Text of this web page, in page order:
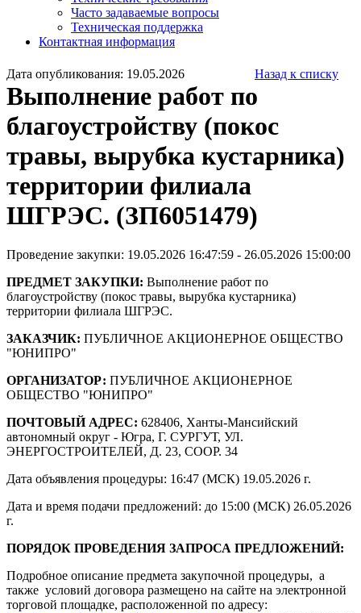
Часто задаваемые вопросы
Техническая поддержка
Контактная информация
Дата опубликования: 19.05.2026 Назад к списку
Выполнение работ по
благоустройству (покос
травы, вырубка кустарника)
территории филиала
ШГРЭС. (ЗП6051479)
Проведение закупки: 19.05.2026 16:47:59 - 26.05.2026 15:00:00
ПРЕДМЕТ ЗАКУПКИ: Выполнение работ по
благоустройству (покос травы, вырубка кустарника)
территории филиала ШГРЭС.
ЗАКАЗЧИК: ПУБЛИЧНОЕ АКЦИОНЕРНОЕ ОБЩЕСТВО
"ЮНИПРО"
ОРГАНИЗАТОР: ПУБЛИЧНОЕ АКЦИОНЕРНОЕ
ОБЩЕСТВО "ЮНИПРО"
ПОЧТОВЫЙ АДРЕС: 628406, Ханты-Мансийский
автономный округ - Югра, Г. СУРГУТ, УЛ.
ЭНЕРГОСТРОИТЕЛЕЙ, Д. 23, СООР. 34
Дата объявления процедуры: 16:47 (МСК) 19.05.2026 г.
Дата и время подачи предложений: до 15:00 (МСК) 26.05.2026
г.
ПОРЯДОК ПРОВЕДЕНИЯ ЗАПРОСА ПРЕДЛОЖЕНИЙ:
Подробное описание предмета закупочной процедуры, а
также условий договора размещено на сайте на электронной
торговой площадке, расположенной по адресу: